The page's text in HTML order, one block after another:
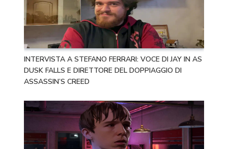
INTERVISTA A STEFANO FERRARI: VOCE DI JAY IN AS
DUSK FALLS E DIRETTORE DEL DOPPIAGGIO DI
ASSASSIN’S CREED